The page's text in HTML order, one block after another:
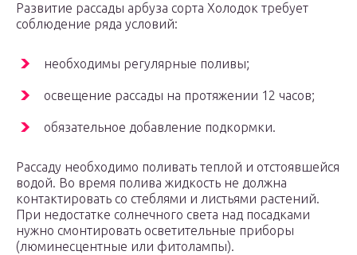
Развитие рассады арбуза сорта Холодок требует
соблюдение ряда условий:
необходимы регулярные поливы;
освещение рассады на протяжении 12 часов;
обязательное добавление подкормки.
Рассаду необходимо поливать теплой и отстоявшейся
водой. Во время полива жидкость не должна
контактировать со стеблями и листьями растений.
При недостатке солнечного света над посадками
нужно смонтировать осветительные приборы
(люминесцентные или фитолампы).